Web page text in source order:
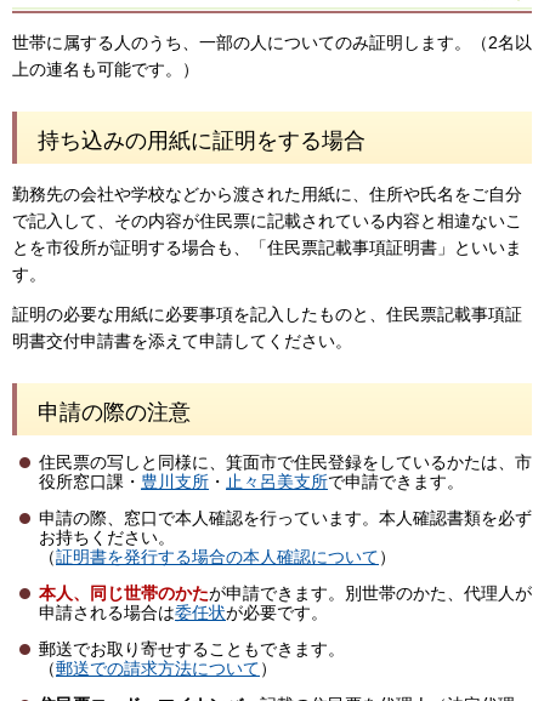
世帯に属する人のうち、一部の人についてのみ証明します。（2名以
上の連名も可能です。）
持ち込みの用紙に証明をする場合
勤務先の会社や学校などから渡された用紙に、住所や氏名をご自分
で記入して、その内容が住民票に記載されている内容と相違ないこ
とを市役所が証明する場合も、「住民票記載事項証明書」といいま
す。
証明の必要な用紙に必要事項を記入したものと、住民票記載事項証
明書交付申請書を添えて申請してください。
申請の際の注意
住民票の写しと同様に、箕面市で住民登録をしているかたは、市
役所窓口課・ 豊川支所 ・ 止々呂美支所で申請できます。
申請の際、窓口で本人確認を行っています。本人確認書類を必ず
お持ちください。
（証明書を発行する場合の本人確認について）
本人、
同じ世帯のかたが申請できます。別世帯のかた、代理人が
申請される場合は委任状が必要です。
郵送でお取り寄せすることもできます。
（郵送での請求方法について）